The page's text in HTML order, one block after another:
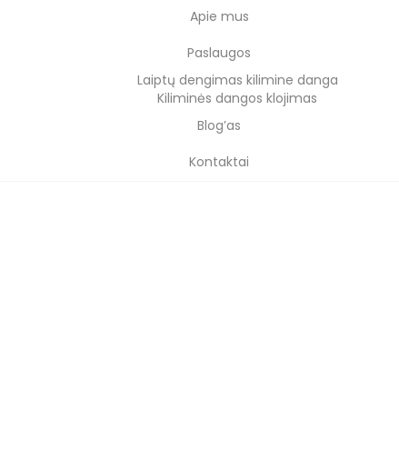
Apie mus
Paslaugos
Laiptų dengimas kilimine danga
Kiliminės dangos klojimas
Blog’as
Kontaktai